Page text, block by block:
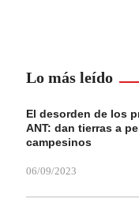
Lo más leído
El desorden de los
ANT: dan tierras a
campesinos
06/09/2023